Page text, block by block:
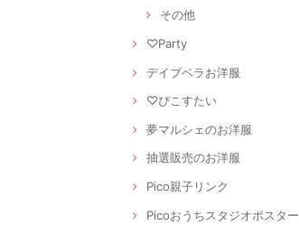
その他
♡Party
デイブベラお洋服
♡ぴこすたい
夢マルシェのお洋服
抽選販売のお洋服
Pico親子リンク
Picoおうちスタジオポスター